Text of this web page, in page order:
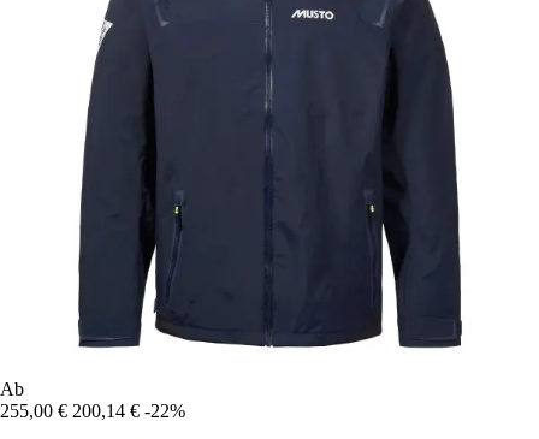
Ab
255,00 € 200,14 € -22%